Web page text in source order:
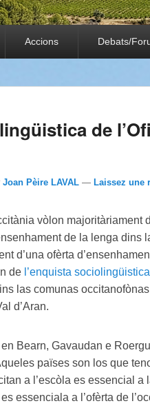
Accions Debats/
de
Joan Pèire LAVAL — Laissez une
vòlon
de la lenga dins
d’una ofèrta
de l’enquista
las comunas
d’Aran.
Bearn, Gavaudan e
païses son los que
a l’escòla es essencial
essenciala a l’ofèrta de